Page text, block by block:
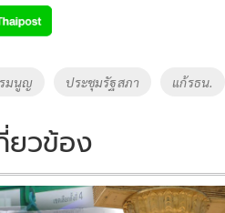
p
y
Li
k
มนูญ ประชุมรัฐสภา แก้รธน.
ยวข้อง